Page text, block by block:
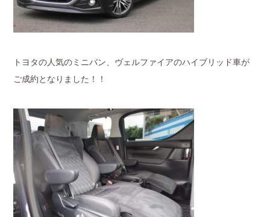
トヨタの人気のミニバン、ヴェルファイアのハイブリッド車が
ご成約となりました！！